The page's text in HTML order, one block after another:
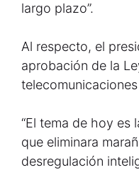
largo plazo”.
Al respecto, el
aprobación de la
“El tema de hoy es
que eliminara
desregulación